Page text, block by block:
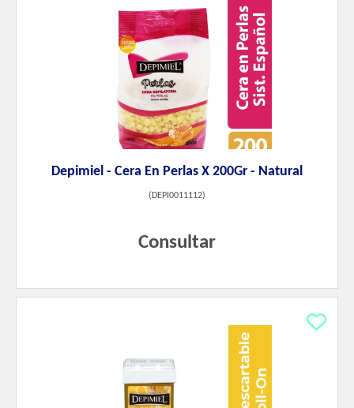
Depimiel - Cera En Perlas X 200Gr - Natural
( DEPI0011112)
Consultar